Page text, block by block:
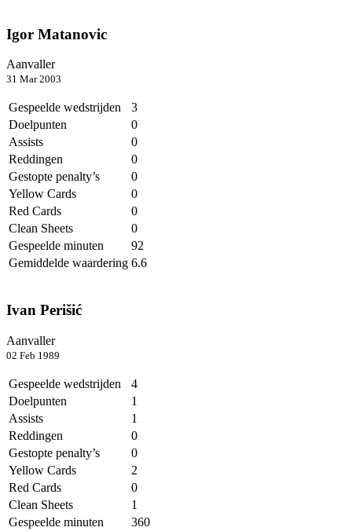
Igor Matanovic
Aanvaller
31 Mar 2003
Gespeelde wedstrijden
3
Doelpunten
0
Assists
0
Reddingen
0
Gestopte penalty’s
0
Yellow Cards
0
Red Cards
0
Clean Sheets
0
Gespeelde minuten
92
Gemiddelde waardering 6.6
Ivan Perišić
Aanvaller
02 Feb 1989
Gespeelde wedstrijden
4
Doelpunten
1
Assists
1
Reddingen
0
Gestopte penalty’s
0
Yellow Cards
2
Red Cards
0
Clean Sheets
1
Gespeelde minuten
360